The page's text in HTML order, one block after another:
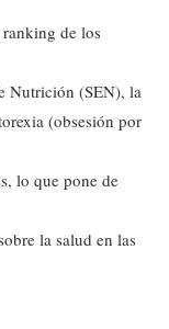
de los
Nutrición (SEN), la
(obsesión por
lo que pone de
la salud en las